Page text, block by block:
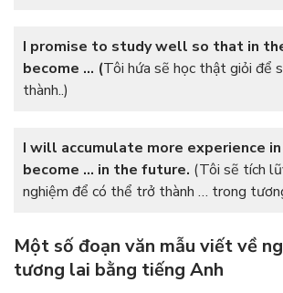
I promise to study well so that in
become … (Tôi hứa sẽ học thật giỏi để
thành..)
I will accumulate more experience
become … in the future. (Tôi sẽ tích
nghiệm để có thể trở thành … trong
Một số đoạn văn mẫu viết về
tương lai bằng tiếng Anh